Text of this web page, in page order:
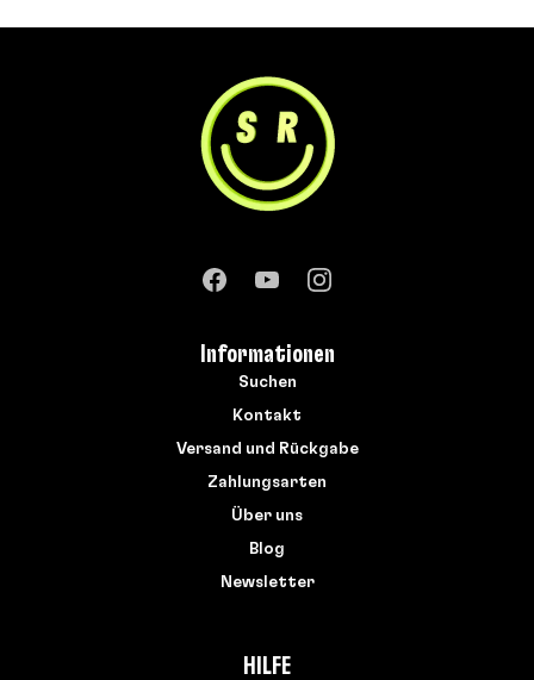
Informationen
Suchen
Kontakt
Versand und Rückgabe
Zahlungsarten
Über uns
Blog
Newsletter
HILFE